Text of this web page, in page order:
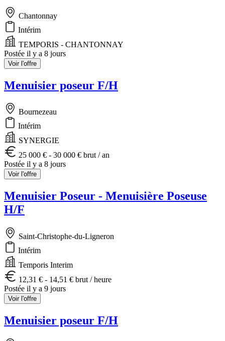
Chantonnay
Intérim
TEMPORIS - CHANTONNAY
Postée il y a 8 jours
Voir l'offre
Menuisier poseur F/H
Bournezeau
Intérim
SYNERGIE
25 000 € - 30 000 € brut / an
Postée il y a 8 jours
Voir l'offre
Menuisier Poseur - Menuisière Poseuse
H/F
Saint-Christophe-du-Ligneron
Intérim
Temporis Interim
12,31 € - 14,51 € brut / heure
Postée il y a 9 jours
Voir l'offre
Menuisier poseur F/H